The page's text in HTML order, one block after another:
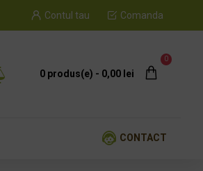
Contul tau Comanda
0 produs(e) - 0,00 lei
0
CONTACT